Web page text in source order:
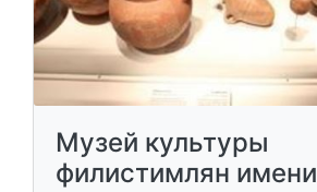
Музей культуры
филистимлян имени